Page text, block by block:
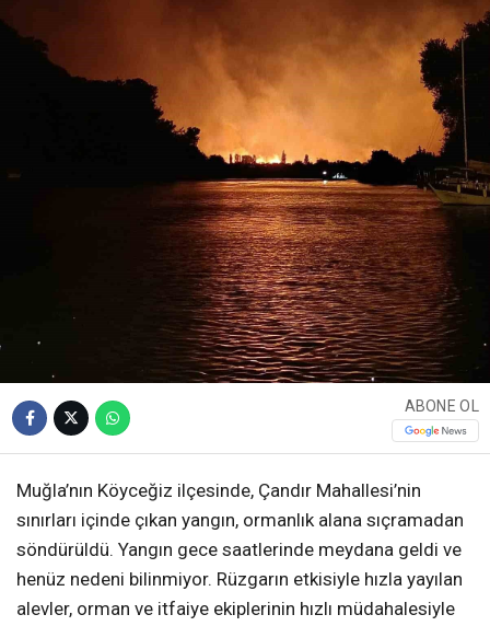
ABONE OL
Muğla’nın Köyceğiz ilçesinde, Çandır Mahallesi’nin
sınırları içinde çıkan yangın, ormanlık alana sıçramadan
söndürüldü. Yangın gece saatlerinde meydana geldi ve
henüz nedeni bilinmiyor. Rüzgarın etkisiyle hızla yayılan
alevler, orman ve itfaiye ekiplerinin hızlı müdahalesiyle